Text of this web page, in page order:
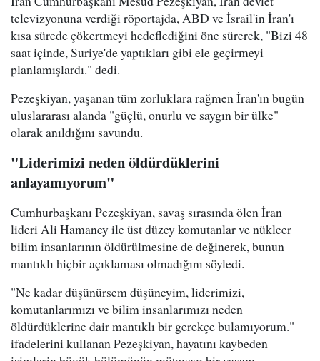
televizyonuna verdiği röportajda, ABD ve İsrail'in İran'ı
kısa sürede çökertmeyi hedeflediğini öne sürerek, "Bizi 48
saat içinde, Suriye'de yaptıkları gibi ele geçirmeyi
planlamışlardı." dedi.
Pezeşkiyan, yaşanan tüm zorluklara rağmen İran'ın bugün
uluslararası alanda "güçlü, onurlu ve saygın bir ülke"
olarak anıldığını savundu.
"Liderimizi neden öldürdüklerini
anlayamıyorum"
Cumhurbaşkanı Pezeşkiyan, savaş sırasında ölen İran
lideri Ali Hamaney ile üst düzey komutanlar ve nükleer
bilim insanlarının öldürülmesine de değinerek, bunun
mantıklı hiçbir açıklaması olmadığını söyledi.
"Ne kadar düşünürsem düşüneyim, liderimizi,
komutanlarımızı ve bilim insanlarımızı neden
öldürdüklerine dair mantıklı bir gerekçe bulamıyorum."
ifadelerini kullanan Pezeşkiyan, hayatını kaybeden